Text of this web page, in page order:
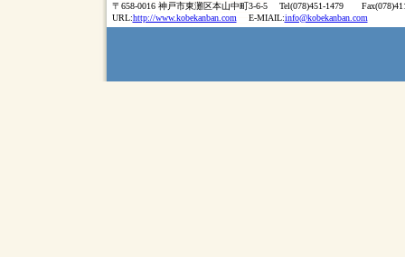
〒658-0016 神戸市東灘区本山中町3-6-5 Tel(078)451-1479
URL:http://www.kobekanban.com E-MIAIL:info@kobekanban.com